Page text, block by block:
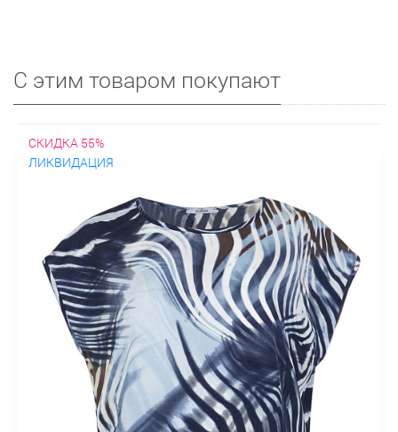
С этим товаром покупают
СКИДКА 55%
ЛИКВИДАЦИЯ